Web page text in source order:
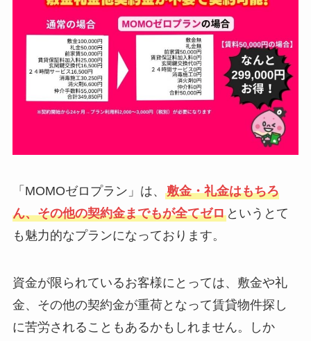
「MOMOゼロプラン」は、 敷金・礼金はもちろ
ん、その他の契約金までもが全てゼロというとて
も魅力的なプランになっております。
資金が限られているお客様にとっては、敷金や礼
金、その他の契約金が重荷となって賃貸物件探し
に苦労されることもあるかもしれません。しか